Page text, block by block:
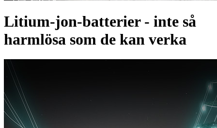
Litium-jon-batterier - inte så
harmlösa som de kan verka